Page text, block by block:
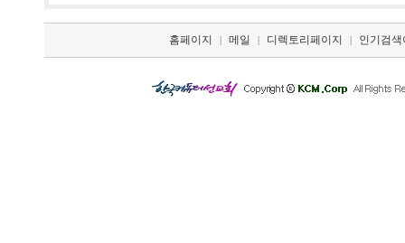
홈페이지 | 메일 | 디렉토리페이지 | 인기검색